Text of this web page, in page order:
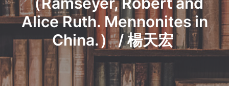
Alice Ruth. Mennonites in
China.） / 楊天宏